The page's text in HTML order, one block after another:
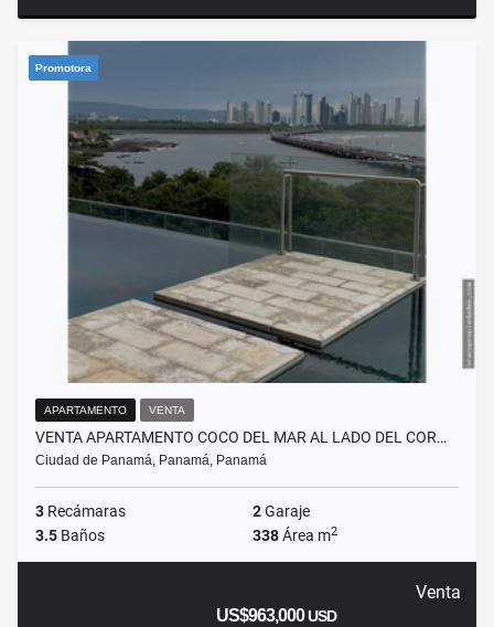
Promotora
APARTAMENTO VENTA
VENTA APARTAMENTO COCO DEL MAR AL LADO DEL COR…
Ciudad de Panamá, Panamá, Panamá
3 Recámaras 2Garaje
3.5 Baños 338Área m2
Venta
US$963,000USD